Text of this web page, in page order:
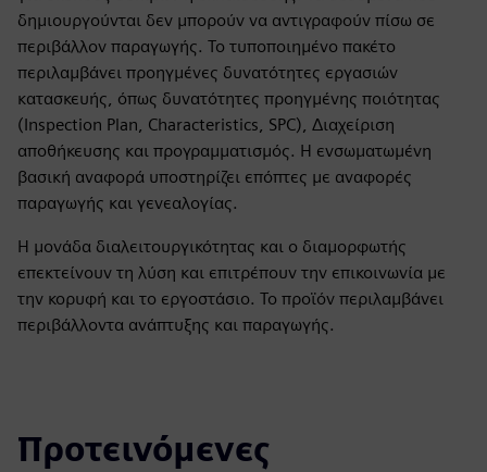
δημιουργούνται δεν μπορούν να αντιγραφούν πίσω σε
περιβάλλον παραγωγής. Το τυποποιημένο πακέτο
περιλαμβάνει προηγμένες δυνατότητες εργασιών
κατασκευής, όπως δυνατότητες προηγμένης ποιότητας
(Inspection Plan, Characteristics, SPC), Διαχείριση
αποθήκευσης και προγραμματισμός. Η ενσωματωμένη
βασική αναφορά υποστηρίζει επόπτες με αναφορές
παραγωγής και γενεαλογίας.
Η μονάδα διαλειτουργικότητας και ο διαμορφωτής
επεκτείνουν τη λύση και επιτρέπουν την επικοινωνία με
την κορυφή και το εργοστάσιο. Το προϊόν περιλαμβάνει
περιβάλλοντα ανάπτυξης και παραγωγής.
Προτεινόμενες